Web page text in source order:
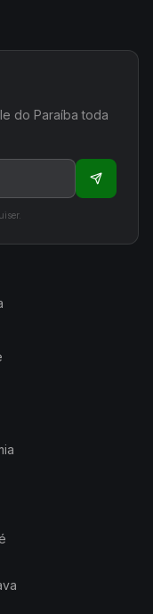
do Paraíba toda